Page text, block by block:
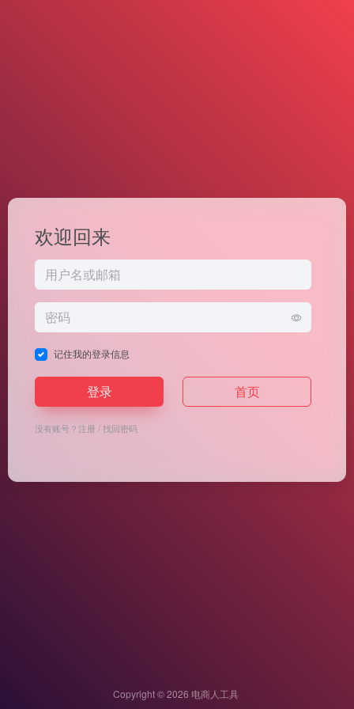
欢迎回来
记住我的登录信息
登录 首页
没有账号？注册/找回密码
Copyright © 2026 电商人工具